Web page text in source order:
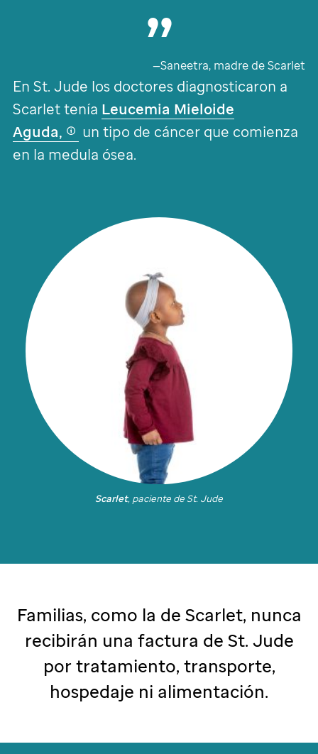
Scarlet, paciente deSt. Jude
—Saneetra, madre de Scarlet
En St. Jude los doctores diagnosticaron a
Scarlet tenía Leucemia Mieloide
Aguda,
un tipo de cáncer que comienza
en la medula ósea.
Familias, como la de Scarlet, nunca
recibirán una factura de St. Jude
por tratamiento, transporte,
hospedaje ni alimentación.